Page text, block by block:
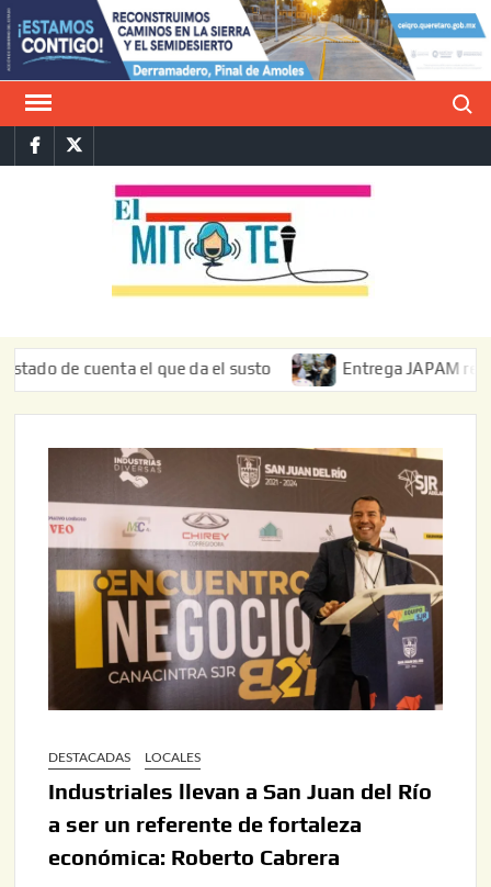
Saltar
al
contenido
FacebookTwitter
cuenta el que da el susto Entrega JAPAM
DESTACADAS LOCALES
Industriales llevan a San Juan del Río
a ser un referente de fortaleza
económica: Roberto Cabrera